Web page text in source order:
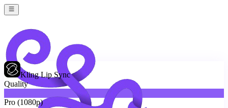
Kling Lip Sync
Quality
Pro (1080p)